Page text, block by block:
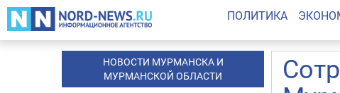
ПОЛИТИКА
НОВОСТИ МУРМАНСКА И
МУРМАНСКОЙ ОБЛАСТИ